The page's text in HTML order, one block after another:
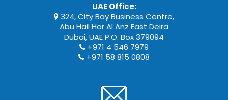
UAE Office:
324, City Bay Business Centre,
Abu Hail Hor Al Anz East Deira
Dubai, UAE P.O. Box 379094
+971 4 546 7979
+971 58 815 0808